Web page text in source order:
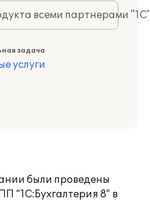
всеми партнерами
задача
услуги
были проведены
“1C:Бухгалтерия 8” в